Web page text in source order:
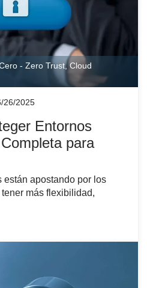
- Zero Trust,Cloud
26/2025
Entornos
para
están apostando por los
más flexibilidad,